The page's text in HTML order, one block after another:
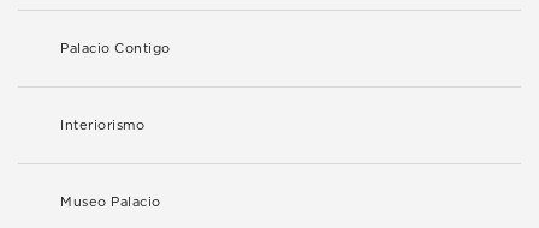
Palacio Contigo
Interiorismo
Museo Palacio